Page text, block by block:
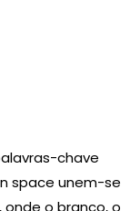
chave
space unem-se
o branco, o